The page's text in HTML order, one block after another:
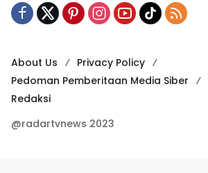
About Us
Privacy Policy
Pedoman Pemberitaan Media Siber
Redaksi
@radartvnews 2023